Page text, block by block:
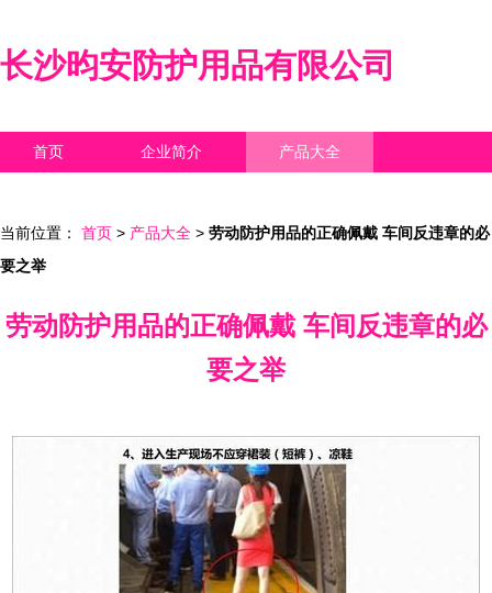
长沙昀安防护用品有限公司
首页 企业简介 产品大全
当前位置： 首页 > 产品大全 > 劳动防护用品的正确佩戴 车间反违章的必
要之举
劳动防护用品的正确佩戴 车间反违章的必
要之举